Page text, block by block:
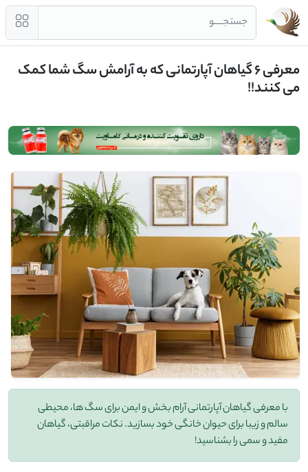
جستجــــو
معرفی 6 گیاهان آپارتمانی که به آرامش سگ شما کمک
می ‌کنند!!
با معرفی گیاهان آپارتمانی آرام ‌بخش و ایمن برای سگ ‌ها، محیطی
سالم و زیبا برای حیوان خانگی خود بسازید. نکات مراقبتی، گیاهان
مفید و سمی را بشناسید!